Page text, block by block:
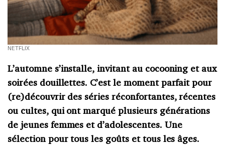
NETFLIX
L’automne s’installe, invitant au cocooning et aux
soirées douillettes. C’est le moment parfait pour
(re)découvrir des séries réconfortantes, récentes
ou cultes, qui ont marqué plusieurs générations
de jeunes femmes et d’adolescentes. Une
sélection pour tous les goûts et tous les âges.